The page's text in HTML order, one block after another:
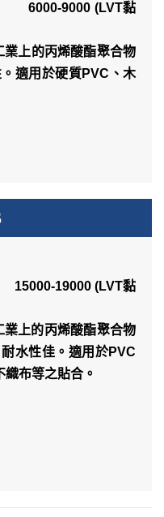
9000 (LVT黏
上的丙烯酸酯聚合物
適用於硬質PVC、木
19000 (LVT黏
上的丙烯酸酯聚合物
水性佳。適用於PVC
布等之貼合。